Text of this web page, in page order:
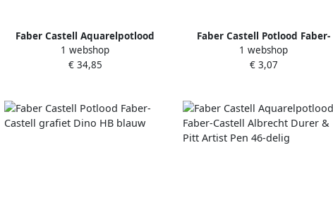
Faber Castell Aquarelpotlood
Faber-Castell Albrecht Durer
discovery set wet mediums
1 webshop
€ 34,85
Faber Castell Potlood Faber-
Castell grafiet Jumbo Dino HB
groen
1 webshop
€ 3,07